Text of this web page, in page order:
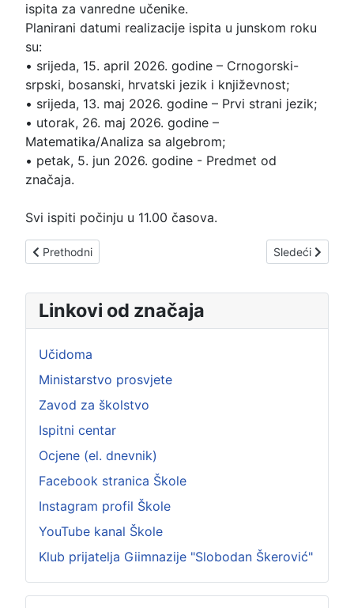
ispita za vanredne učenike.
Planirani datumi realizacije ispita u junskom roku
su:
• srijeda, 15. april 2026. godine – Crnogorski-
srpski, bosanski, hrvatski jezik i književnost;
• srijeda, 13. maj 2026. godine – Prvi strani jezik;
• utorak, 26. maj 2026. godine –
Matematika/Analiza sa algebrom;
• petak, 5. jun 2026. godine - Predmet od
značaja.
Svi ispiti počinju u 11.00 časova.
Prethodni članak: OBAVJEŠTENJE ZA UČESNIKE DRŽAVNOG
Prethodni Sledeći članak:
Sledeći
Linkovi od značaja
Učidoma
Ministarstvo prosvjete
Zavod za školstvo
Ispitni centar
Ocjene (el. dnevnik)
Facebook stranica Škole
Instagram profil Škole
YouTube kanal Škole
Klub prijatelja Giimnazije "Slobodan Škerović"